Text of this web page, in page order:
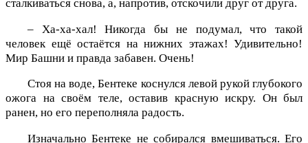
сталкиваться снова, а, напротив, отскочили друг от друга.
– Ха-ха-хал! Никогда бы не подумал, что такой
человек ещё остаётся на нижних этажах! Удивительно!
Мир Башни и правда забавен. Очень!
Стоя на воде, Бентеке коснулся левой рукой глубокого
ожога на своём теле, оставив красную искру. Он был
ранен, но его переполняла радость.
Изначально Бентеке не собирался вмешиваться. Его